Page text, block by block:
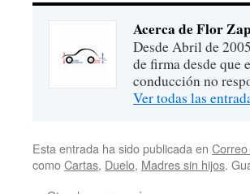
Acerca de Flor
Desde Abril de
de firma desde que
conducción no
Ver todas las
Esta entrada ha sido publicada en
comoCartas, Duelo, Madres sin hijos.